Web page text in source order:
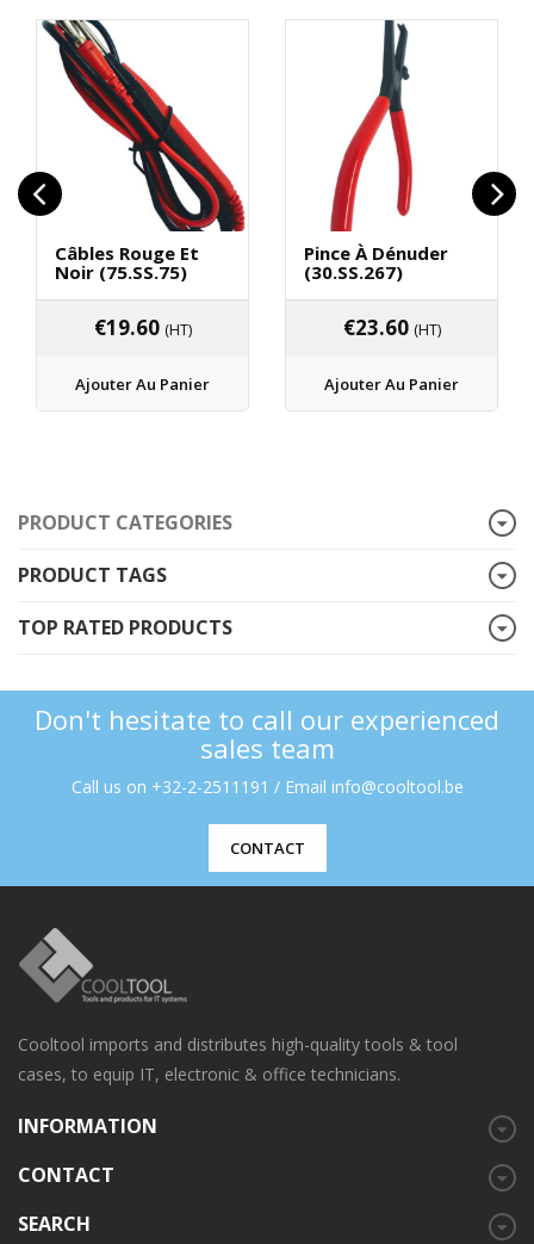
Câbles Rouge Et
Noir (75.SS.75)
€19.60 (HT)
Ajouter Au Panier
Pince À Dénuder
(30.SS.267)
€23.60 (HT)
Ajouter Au Panier
PRODUCT CATEGORIES
PRODUCT TAGS
TOP RATED PRODUCTS
Don't hesitate to call our experienced
sales team
Call us on +32-2-2511191 / Email info@cooltool.be
CONTACT
Cooltool imports and distributes high-quality tools & tool
cases, to equip IT, electronic & office technicians.
INFORMATION
CONTACT
SEARCH